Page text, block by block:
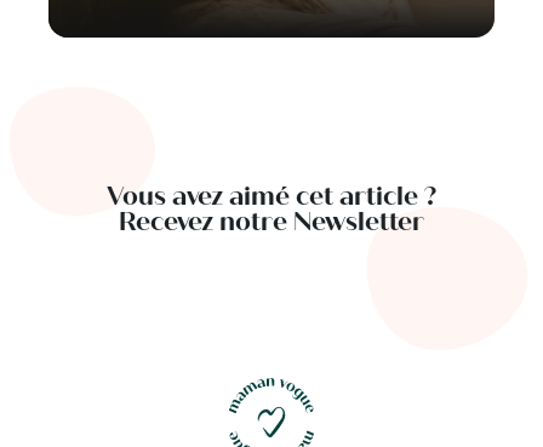
Vous avez aimé cet article ?
Recevez notre Newsletter